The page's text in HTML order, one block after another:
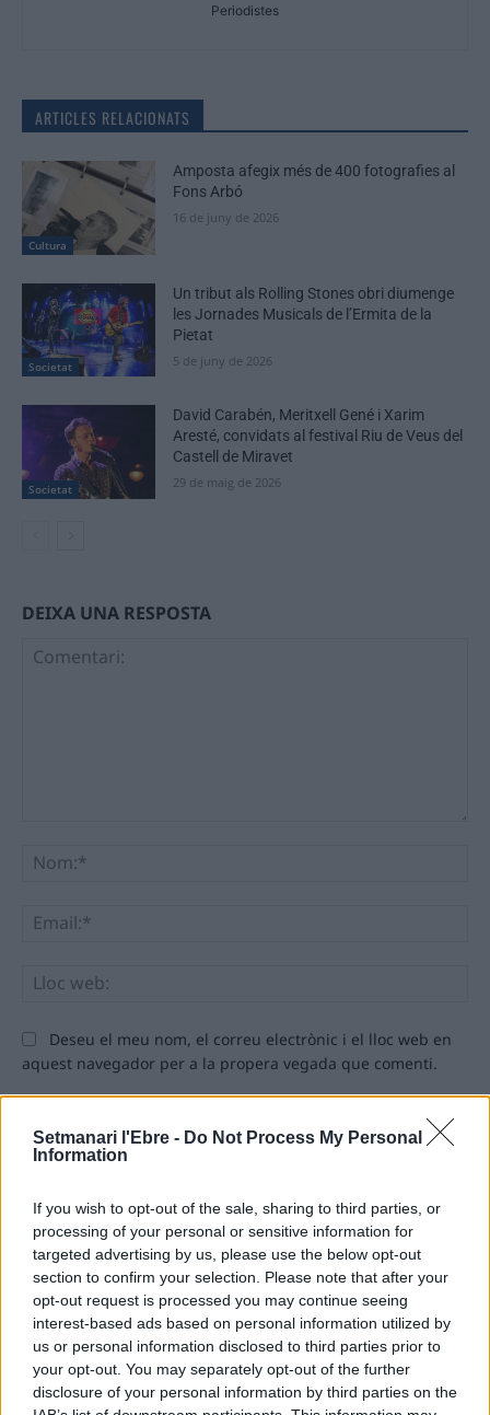
Setmanari l'Ebre - Do Not Process My Personal
Information
If you wish to opt-out of the sale, sharing to third parties, or
processing of your personal or sensitive information for
targeted advertising by us, please use the below opt-out
section to confirm your selection. Please note that after your
opt-out request is processed you may continue seeing
interest-based ads based on personal information utilized by
us or personal information disclosed to third parties prior to
your opt-out. You may separately opt-out of the further
disclosure of your personal information by third parties on the
Periodistes
ARTICLES RELACIONATS
Cultura
Amposta afegix més de 400 fotografies al
Fons Arbó
16 de juny de 2026
Societat
Un tribut als Rolling Stones obri diumenge
les Jornades Musicals de l’Ermita de la
Pietat
5 de juny de 2026
Societat
David Carabén, Meritxell Gené i Xarim
Aresté, convidats al festival Riu de Veus del
Castell de Miravet
29 de maig de 2026
DEIXA UNA RESPOSTA
Deseu el meu nom, el correu electrònic i el lloc web en
aquest navegador per a la propera vegada que comenti.
ÚLTIMES NOTÍCIES
Blaumut lidera el cartell musical de les
Festes
31 de juliol de 2026